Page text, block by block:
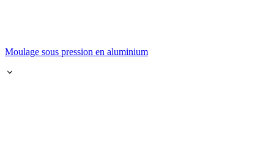
Moulage sous pression en aluminium